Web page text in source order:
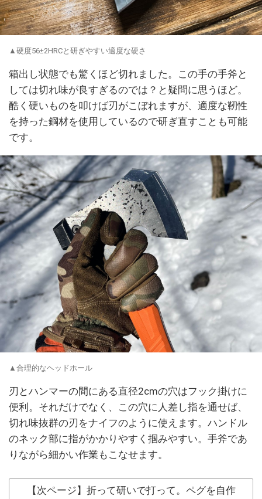
▲硬度56±2HRCと研ぎやすい適度な硬さ
箱出し状態でも驚くほど切れました。この手の手斧と
しては切れ味が良すぎるのでは？と疑問に思うほど。
酷く硬いものを叩けば刃がこぼれますが、適度な靭性
を持った鋼材を使用しているので研ぎ直すことも可能
です。
▲合理的なヘッドホール
刃とハンマーの間にある直径2cmの穴はフック掛けに
便利。それだけでなく、この穴に人差し指を通せば、
切れ味抜群の刃をナイフのように使えます。ハンドル
のネック部に指がかかりやすく掴みやすい。手斧であ
りながら細かい作業もこなせます。
【次ページ】折って研いで打って。ペグを自作